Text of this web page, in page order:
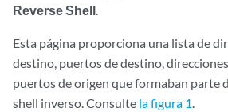
Reverse Shell.
Esta página proporciona una lista de
destino, puertos de destino,
puertos de origen que formaban parte
shell inverso. Consulte la figura 1.